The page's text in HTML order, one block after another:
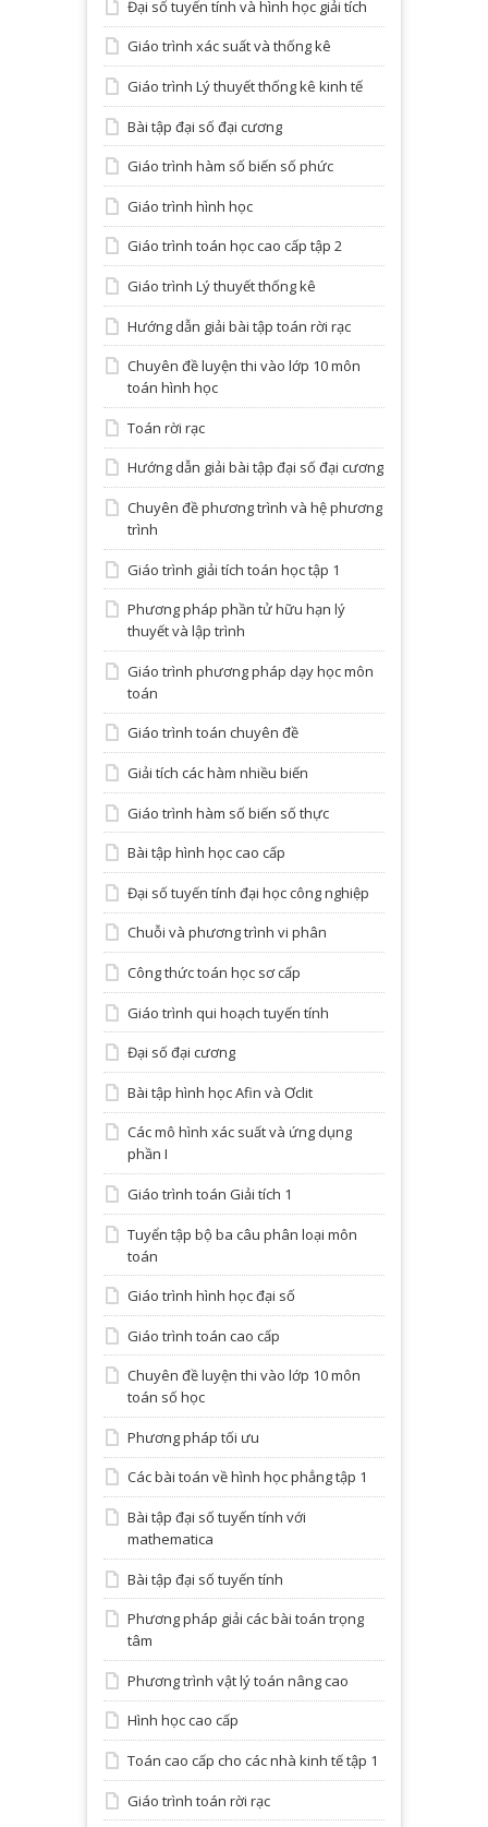
Đại số tuyến tính và hình học giải tích
Giáo trình xác suất và thống kê
Giáo trình Lý thuyết thống kê kinh tế
Bài tập đại số đại cương
Giáo trình hàm số biến số phức
Giáo trình hình học
Giáo trình toán học cao cấp tập 2
Giáo trình Lý thuyết thống kê
Hướng dẫn giải bài tập toán rời rạc
Chuyên đề luyện thi vào lớp 10 môn
toán hình học
Toán rời rạc
Hướng dẫn giải bài tập đại số đại cương
Chuyên đề phương trình và hệ phương
trình
Giáo trình giải tích toán học tập 1
Phương pháp phần tử hữu hạn lý
thuyết và lập trình
Giáo trình phương pháp dạy học môn
toán
Giáo trình toán chuyên đề
Giải tích các hàm nhiều biến
Giáo trình hàm số biến số thực
Bài tập hình học cao cấp
Đại số tuyến tính đại học công nghiệp
Chuỗi và phương trình vi phân
Công thức toán học sơ cấp
Giáo trình qui hoạch tuyến tính
Đại số đại cương
Bài tập hình học Afin và Ơclit
Các mô hình xác suất và ứng dụng
phần I
Giáo trình toán Giải tích 1
Tuyển tập bộ ba câu phân loại môn
toán
Giáo trình hình học đại số
Giáo trình toán cao cấp
Chuyên đề luyện thi vào lớp 10 môn
toán số học
Phương pháp tối ưu
Các bài toán về hình học phẳng tập 1
Bài tập đại số tuyến tính với
mathematica
Bài tập đại số tuyến tính
Phương pháp giải các bài toán trọng
tâm
Phương trình vật lý toán nâng cao
Hình học cao cấp
Toán cao cấp cho các nhà kinh tế tập 1
Giáo trình toán rời rạc